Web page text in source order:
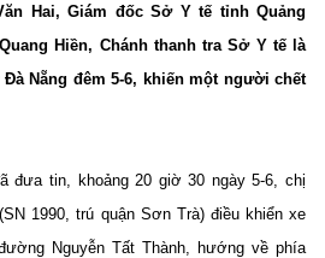
Hai, Giám đốc Sở Y tế tỉnh Quảng
Hiền, Chánh thanh tra Sở Y tế là
Nẵng đêm 5-6, khiến một người chết
đưa tin, khoảng 20 giờ 30 ngày 5-6, chị
1990, trú quận Sơn Trà) điều khiển xe
Nguyễn Tất Thành, hướng về phía